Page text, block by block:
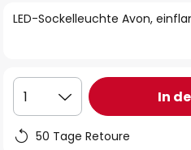
LED-Sockelleuchte Avon,
1 In
50 Tage Retoure